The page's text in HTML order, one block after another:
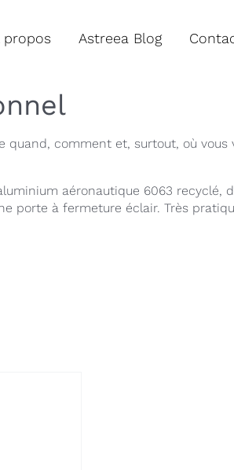
propos Astreea Blog
comment et, surtout, où vous
aéronautique 6063 recyclé,
porte à fermeture éclair. Très